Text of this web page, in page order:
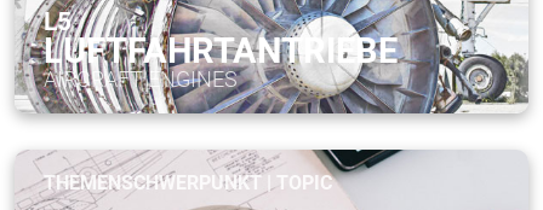
L5
LUFTFAHRTANTRIEBE
AIRCRAFT ENGINES
THEMENSCHWERPUNKT | TOPIC